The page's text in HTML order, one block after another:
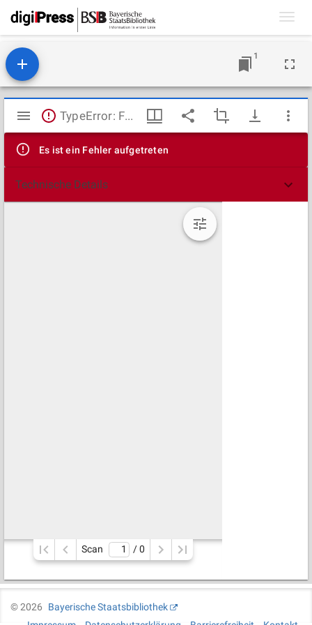
1
Mirador
Viewer
TypeError: Failed to fetch
Es ist ein Fehler aufgetreten
Technische Details
Scan / 0
©2026
Bayerische Staatsbibliothek